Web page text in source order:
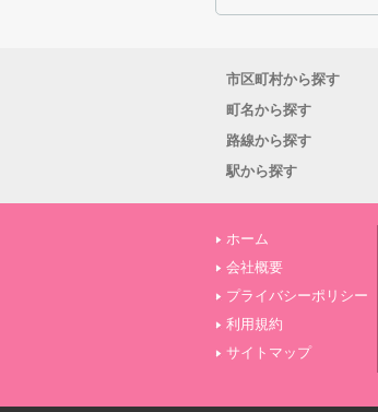
市区町村から探す
町名から探す
路線から探す
駅から探す
ホーム
会社概要
プライバシーポリシー
利用規約
サイトマップ